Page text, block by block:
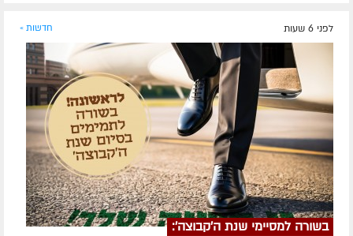
לפני 6 שעות חדשות »
בשורה למסיימי שנת ה'קבוצה':